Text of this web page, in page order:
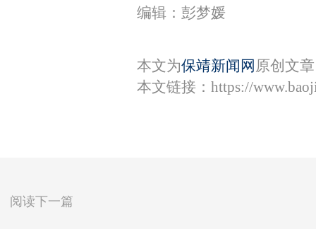
编辑：彭梦媛
本文为保靖新闻网 原创文
本文链接： https://
阅读下一篇